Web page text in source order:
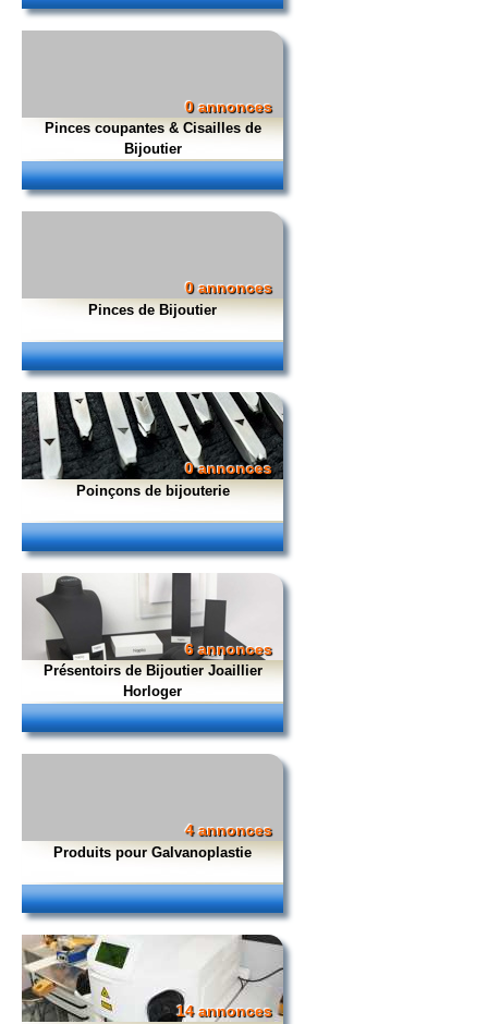
0 annonces
Pinces coupantes & Cisailles de
Bijoutier
0 annonces
Pinces de Bijoutier
0 annonces
Poinçons de bijouterie
6 annonces
Présentoirs de Bijoutier Joaillier
Horloger
4 annonces
Produits pour Galvanoplastie
14 annonces